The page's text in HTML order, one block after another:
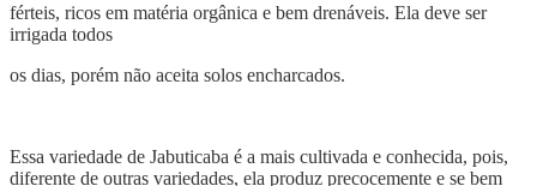
férteis, ricos em matéria orgânica e bem drenáveis. Ela deve ser
irrigada todos
os dias, porém não aceita solos encharcados.
Essa variedade de Jabuticaba é a mais cultivada e conhecida, pois,
diferente de outras variedades, ela produz precocemente e se bem